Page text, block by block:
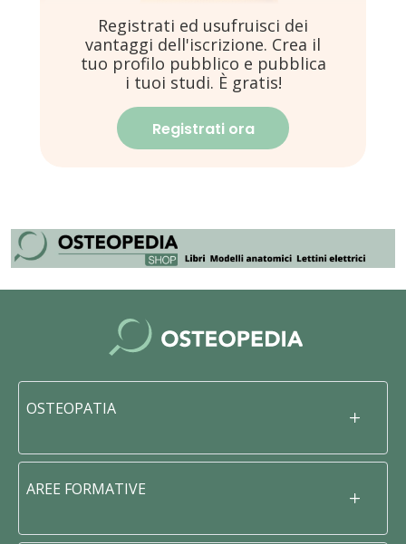
Registrati ed usufruisci dei
vantaggi dell'iscrizione. Crea il
tuo profilo pubblico e pubblica
i tuoi studi. È gratis!
Registrati ora
OSTEOPATIA
AREE FORMATIVE